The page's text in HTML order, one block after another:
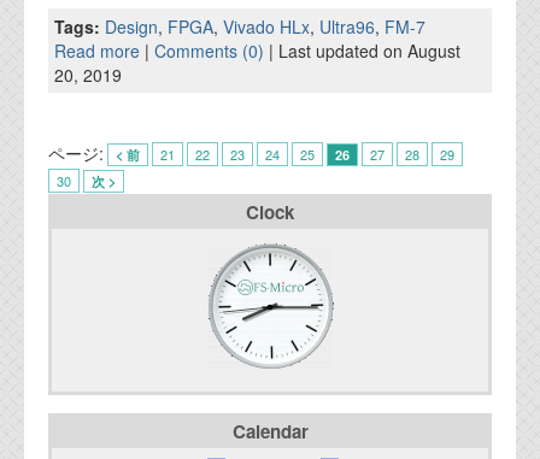
Tags: Design, FPGA, Vivado HLx, Ultra96, FM-7
Read more | Comments (0) | Last updated on August
20, 2019
ページ: < 前 21 22 23 24 25 26 27 28
29
30
次 >
Clock
Calendar